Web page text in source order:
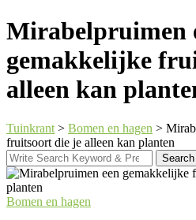
Mirabelpruimen
gemakkelijke
alleen kan
Tuinkrant > Bomen en hagen >
fruitsoort die je alleen kan planten
Search
for:
Search
Bomen en hagen